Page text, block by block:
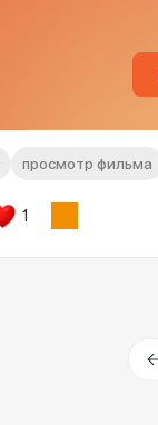
просмотр фильма
1